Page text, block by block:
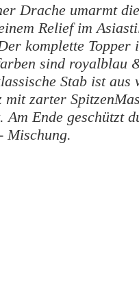
Drache umarmt
Relief im
komplette Topper
sind royalblau
Stab ist aus
mit zarter
Am Ende geschützt
Mischung.